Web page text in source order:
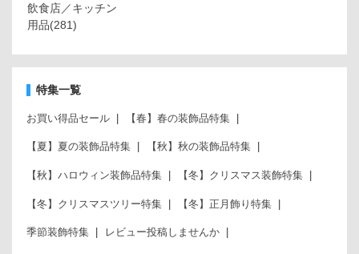
飲食店／キッチン
用品(281)
特集一覧
お買い得品セール 【春】春の装飾品特集
【夏】夏の装飾品特集 【秋】秋の装飾品特集
【秋】ハロウィン装飾品特集 【冬】クリスマス装飾特集
【冬】クリスマスツリー特集 【冬】正月飾り特集
季節装飾特集 レビュー投稿しませんか